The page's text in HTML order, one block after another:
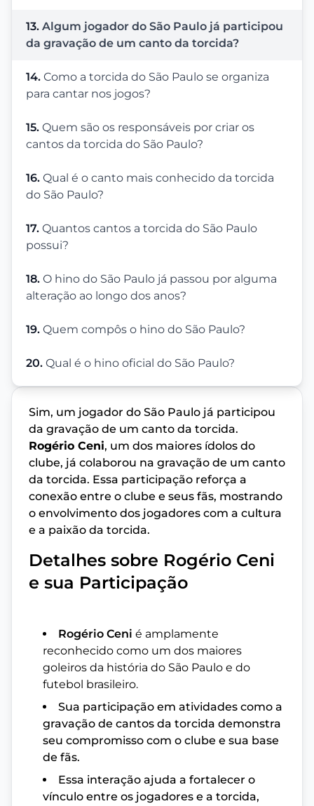
13. Algum jogador do São Paulo já participou
da gravação de um canto da torcida?
14. Como a torcida do São Paulo se organiza
para cantar nos jogos?
15. Quem são os responsáveis por criar os
cantos da torcida do São Paulo?
16. Qual é o canto mais conhecido da torcida
do São Paulo?
17. Quantos cantos a torcida do São Paulo
possui?
18. O hino do São Paulo já passou por alguma
alteração ao longo dos anos?
19. Quem compôs o hino do São Paulo?
20. Qual é o hino oficial do São Paulo?
Sim, um jogador do São Paulo já participou
da gravação de um canto da torcida.
Rogério Ceni, um dos maiores ídolos do
clube, já colaborou na gravação de um canto
da torcida. Essa participação reforça a
conexão entre o clube e seus fãs, mostrando
o envolvimento dos jogadores com a cultura
e a paixão da torcida.
Detalhes sobre Rogério Ceni
e sua Participação
Rogério Ceni é amplamente
reconhecido como um dos maiores
goleiros da história do São Paulo e do
futebol brasileiro.
Sua participação em atividades como a
gravação de cantos da torcida demonstra
seu compromisso com o clube e sua base
de fãs.
Essa interação ajuda a fortalecer o
vínculo entre os jogadores e a torcida,